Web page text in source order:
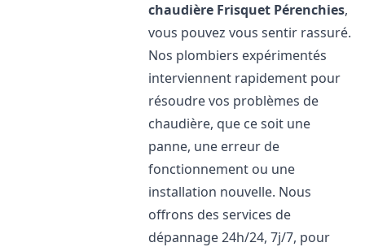
chaudière Frisquet Pérenchies,
vous pouvez vous sentir rassuré.
Nos plombiers expérimentés
interviennent rapidement pour
résoudre vos problèmes de
chaudière, que ce soit une
panne, une erreur de
fonctionnement ou une
installation nouvelle. Nous
offrons des services de
dépannage 24h/24, 7j/7, pour